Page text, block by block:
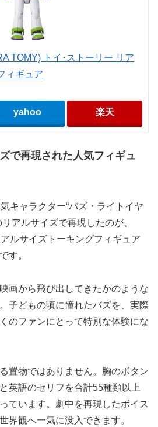
TOMY) トイ･ストーリー リア
ィギュア
yahoo 楽天
で再現された人気フィギュ
キャラクター“バズ・ライトイヤ
アルサイズで再現したのが、
ルサイズトーキングフィギュア
す。
画から飛び出してきたかのような
子どもの頃に憧れたバズを、実際
のファンにとって特別な体験にな
置物ではありません。胸のボタン
英語のセリフを合計55種類以上
ています。劇中を再現したボイス
界観へ一気に没入できます。